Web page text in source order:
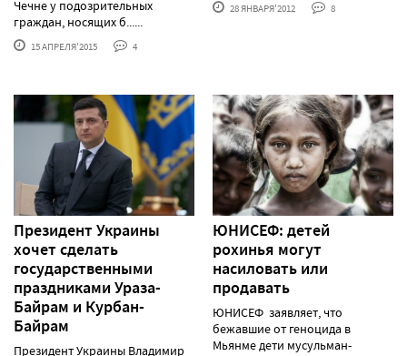
Чечне у подозрительных
граждан, носящих б......
15 АПРЕЛЯ'2015 4
28 ЯНВАРЯ'2012 8
Президент Украины
хочет сделать
государственными
праздниками Ураза-
Байрам и Курбан-
Байрам
Президент Украины Владимир
ЮНИСЕФ: детей
рохинья могут
насиловать или
продавать
ЮНИСЕФ заявляет, что
бежавшие от геноцида в
Мьянме дети мусульман-